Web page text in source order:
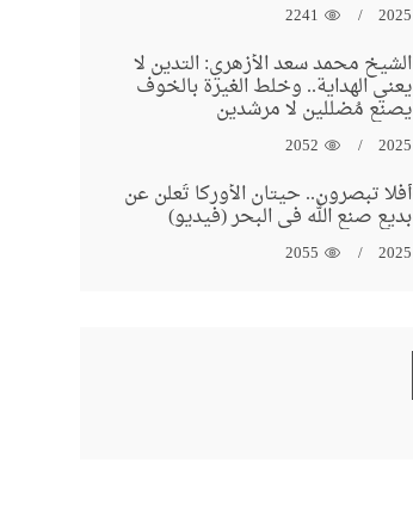
2241
الشيخ محمد سعد الأزهري: التدين لا
يعني الهداية.. وخلط الغيرة بالخوف
يصنع مُضللين لا مرشدين
2052
أفلا تبصرون.. حيتان الأوركا تُعلن عن
بديع صنع الله في البحر (فيديو)
2055